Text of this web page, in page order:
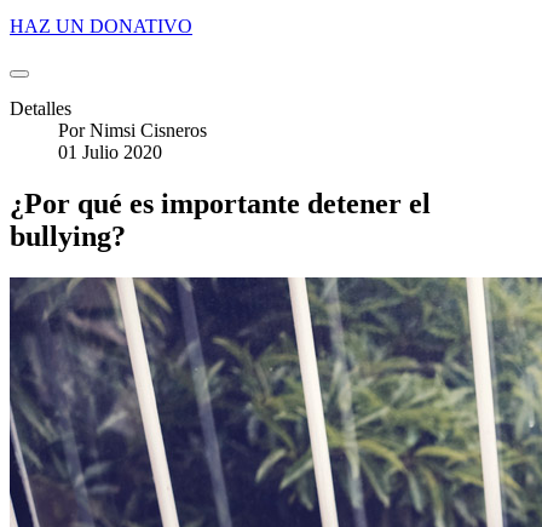
HAZ UN DONATIVO
Detalles
PorNimsi Cisneros
01 Julio 2020
¿Por qué es importante detener el
bullying?